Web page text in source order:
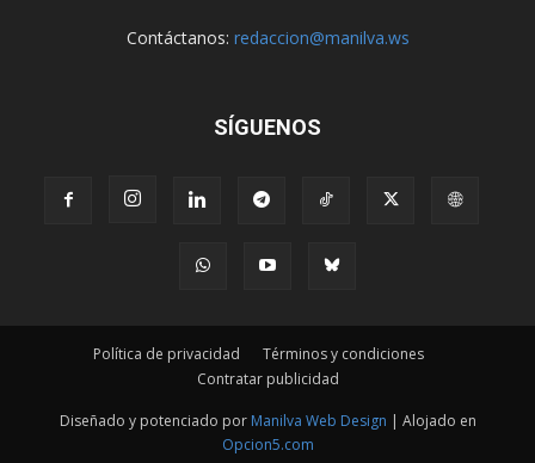
Contáctanos: redaccion@manilva.ws
SÍGUENOS
Política de privacidad
Términos y condiciones
Contratar publicidad
Diseñado y potenciado por Manilva Web Design | Alojado en
Opcion5.com